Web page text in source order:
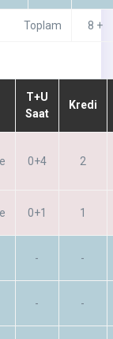
Toplam 8 +
T+U
Saat
Kredi
0+4 2
0+1 1
- -
- -